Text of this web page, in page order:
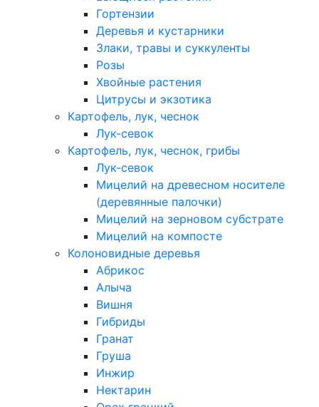
Гортензии
Деревья и кустарники
Злаки, травы и суккуленты
Розы
Хвойные растения
Цитрусы и экзотика
Картофель, лук, чеснок
Лук-севок
Картофель, лук, чеснок, грибы
Лук-севок
Мицелий на древесном носителе
(деревянные палочки)
Мицелий на зерновом субстрате
Мицелий на компосте
Колоновидные деревья
Абрикос
Алыча
Вишня
Гибриды
Гранат
Груша
Инжир
Нектарин